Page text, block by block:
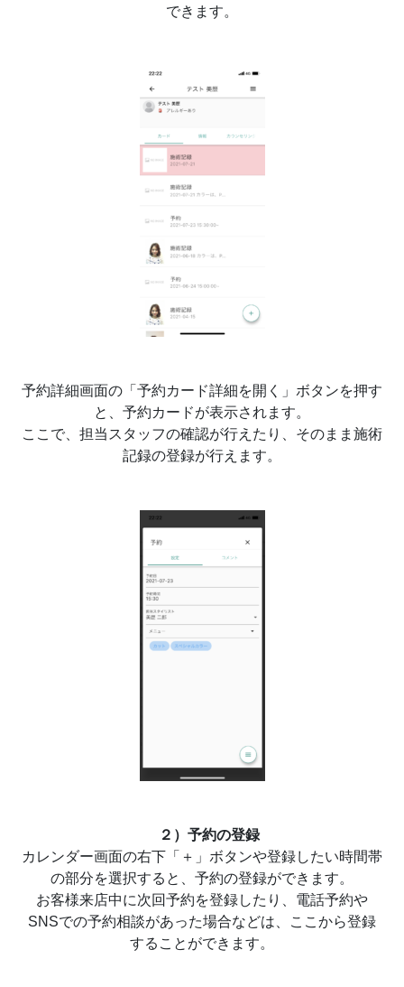
できます。
予約詳細画面の「予約カード詳細を開く」ボタンを押す
と、予約カードが表示されます。
ここで、担当スタッフの確認が行えたり、そのまま施術
記録の登録が行えます。
２）予約の登録
カレンダー画面の右下「＋」ボタンや登録したい時間帯
の部分を選択すると、予約の登録ができます。
お客様来店中に次回予約を登録したり、電話予約や
SNSでの予約相談があった場合などは、ここから登録
することができます。